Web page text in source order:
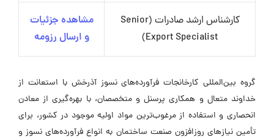
کارشناس ارشد صادرات (Senior
Export Specialist)
مشاهده جزئیات
و ارسال رزومه
گروه بین‌المللی کارخانجات فرآورده‌های نسوز آذرخش با استعانت از
خداوند متعال و همکاری پرسنل و متخصصان، با بهره‌گیری از معادن
انحصاری و استفاده از مرغوب‌ترین مواد اولیه موجود در کشور، برای
تأمین نیازهای روزافزون صنعت ساختمان به انواع فرآورده‌های نسوز و